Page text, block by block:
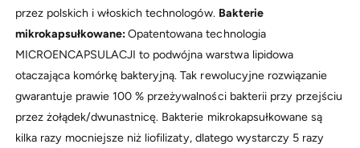
przez polskich i włoskich technologów. Bakterie
mikrokapsułkowane:Opatentowana technologia
MICROENCAPSULACJI to podwójna warstwa lipidowa
otaczająca komórkę bakteryjną. Tak rewolucyjne rozwiązanie
gwarantuje prawie 100 % przeżywalności bakterii przy przejściu
przez żołądek/dwunastnicę. Bakterie mikrokapsułkowane są
kilka razy mocniejsze niż liofilizaty, dlatego wystarczy 5 razy